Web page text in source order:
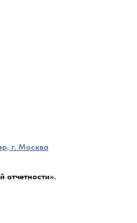
г. Москва
отчетности».